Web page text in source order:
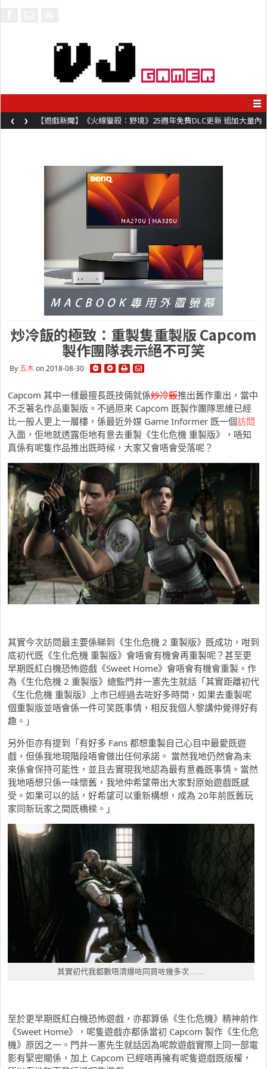
【遊戲新聞】《火線獵殺：野境》25週年免費DLC更新 追加大量內
容同時系舊作限時超平價折扣
‹ ›
炒冷飯的極致：重製隻重製版 Capcom
製作團隊表示絕不可笑
By五木on 2018-08-30
Capcom 其中一樣最擅長既技倆就係炒冷飯推出舊作重出，當中
不乏著名作品重製版。不過原來 Capcom 既製作團隊思維已經
比一般人更上一層樓，係最近外媒 Game Informer 既一個訪問
入面，佢地就透露佢地有意去重製《生化危機 重製版》，唔知
真係有呢隻作品推出既時候，大家又會唔會受落呢？
其實今次訪問最主要係睇到《生化危機 2 重製版》既成功，咁到
底初代既《生化危機 重製版》會唔會有機會再重製呢？甚至更
早期既紅白機恐怖遊戲《Sweet Home》會唔會有機會重製。作
為《生化危機 2 重製版》總監門井一憲先生就話「其實距離初代
《生化危機 重製版》上市已經過去咗好多時間，如果去重製呢
個重製版並唔會係一件可笑既事情，相反我個人黎講仲覺得好有
趣。」
另外佢亦有提到「有好多 Fans 都想重製自己心目中最愛既遊
戲，但係我地現階段唔會做出任何承諾。 當然我地仍然會為未
來係會保持可能性，並且去實現我地認為最有意義既事情。當然
我地唔想只係一味懷舊，我地仲希望帶出大家對原始遊戲既感
受。如果可以的話，好希望可以重新構想，成為 20年前既舊玩
家同新玩家之間既橋樑。」
其實初代我都數唔清爆咗同買咗幾多次……
至於更早期既紅白機恐怖遊戲，亦都算係《生化危機》精神前作
《Sweet Home》，呢隻遊戲亦都係當初 Capcom 製作《生化危
機》原因之一。門井一憲先生就話因為呢款遊戲實際上同一部電
影有緊密關係，加上 Capcom 已經唔再擁有呢隻遊戲既版權，